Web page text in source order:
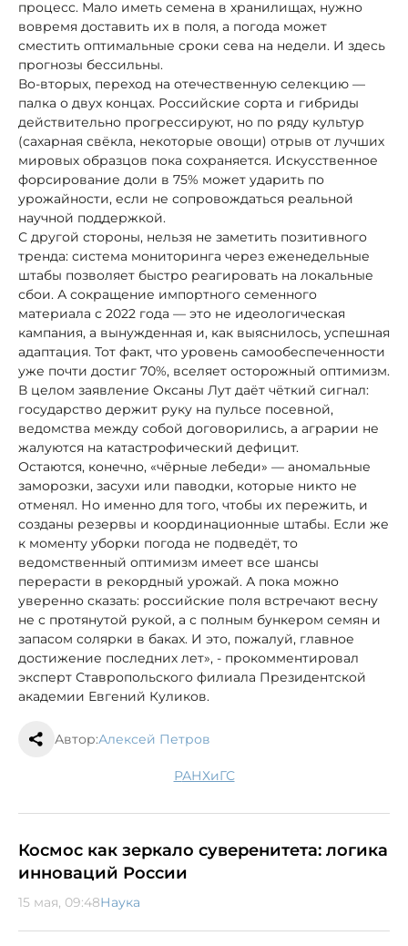
процесс. Мало иметь семена в хранилищах, нужно
вовремя доставить их в поля, а погода может
сместить оптимальные сроки сева на недели. И здесь
прогнозы бессильны.
Во-вторых, переход на отечественную селекцию —
палка о двух концах. Российские сорта и гибриды
действительно прогрессируют, но по ряду культур
(сахарная свёкла, некоторые овощи) отрыв от лучших
мировых образцов пока сохраняется. Искусственное
форсирование доли в 75% может ударить по
урожайности, если не сопровождаться реальной
научной поддержкой.
С другой стороны, нельзя не заметить позитивного
тренда: система мониторинга через еженедельные
штабы позволяет быстро реагировать на локальные
сбои. А сокращение импортного семенного
материала с 2022 года — это не идеологическая
кампания, а вынужденная и, как выяснилось, успешная
адаптация. Тот факт, что уровень самообеспеченности
уже почти достиг 70%, вселяет осторожный оптимизм.
В целом заявление Оксаны Лут даёт чёткий сигнал:
государство держит руку на пульсе посевной,
ведомства между собой договорились, а аграрии не
жалуются на катастрофический дефицит.
Остаются, конечно, «чёрные лебеди» — аномальные
заморозки, засухи или паводки, которые никто не
отменял. Но именно для того, чтобы их пережить, и
созданы резервы и координационные штабы. Если же
к моменту уборки погода не подведёт, то
ведомственный оптимизм имеет все шансы
перерасти в рекордный урожай. А пока можно
уверенно сказать: российские поля встречают весну
не с протянутой рукой, а с полным бункером семян и
запасом солярки в баках. И это, пожалуй, главное
достижение последних лет», - прокомментировал
эксперт Ставропольского филиала Президентской
академии Евгений Куликов.
Автор:Алексей Петров
РАНХиГС
Космос как зеркало суверенитета: логика
инноваций России
15 мая, 09:48Наука